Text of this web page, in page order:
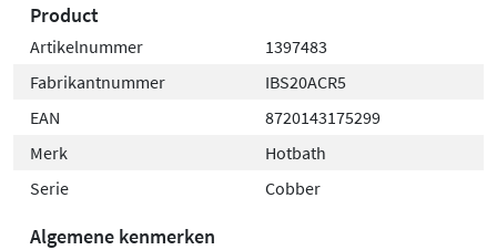
Product
Artikelnummer
1397483
Fabrikantnummer
IBS20ACR5
EAN
8720143175299
Merk
Hotbath
Serie
Cobber
Algemene kenmerken